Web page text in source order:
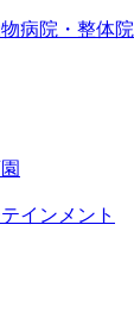
病院・整体院
インメント